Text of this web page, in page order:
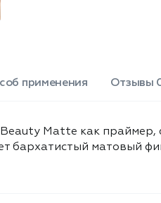
применения Отзывы
Matte как
бархатистый матовый